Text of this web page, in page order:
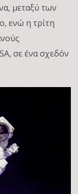
μεταξύ των
ενώ η τρίτη
σε ένα σχεδόν